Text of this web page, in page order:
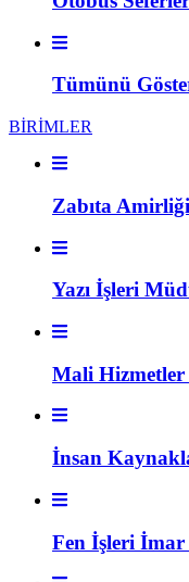
Tümünü
BİRİMLER
Zabıta Amirliği
Yazı İşleri
Mali
İnsan
Fen İşleri